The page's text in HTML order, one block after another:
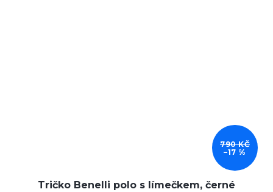
790 KČ
–17 %
Tričko Benelli polo s límečkem, černé